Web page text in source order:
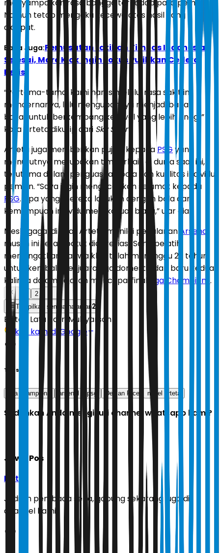
menyampaikan rasa bangga terhadap para pemain.
Namun tetap mengaku kecewa atas hasil yang
didapat.
Baca Juga:Pemusatan Latihan Timnas Indonesia
Selesai, Marc Klok Ingin Fokus Pulihkan Cedera
Betis
“Pertama-tama, kami harus melalui rasa sakit ini,
mencernanya, lalu mengubahnya menjadi bahan
bakar untuk berkembang ke level yang lebih tinggi,”
kata Arteta dikutip dari Sky Sport
Arteta juga memberikan pujian kepadaPSG yang
menurutnya merupakan tim terbaik di dunia saat ini,
terutama dalam penguasaan bola dan kualitas individu
pemain. “Saya ingin mengucapkan selamat kepada
PSG. Apa yang mereka lakukan dengan bola dan
kemampuan individu mereka luar biasa,” ujar dia.
Meski gagal di final, Arteta menilai perjalanan Arsenal
musim ini tetap patut diapresiasi. Sang pelatih
mengingatkan bahwa klub telah menunggu 22 tahun
untuk kembali menjuarai liga domestik dan baru kedua
kalinya dalam sejarah mencapai final
Liga Champions .
2
Tampilkan semua halaman2
Editor: Latu Ratri Mubyarsah
Ikuti kami di Google
Tags
liga champions arsenal psg Declan Rice mikel arteta
Sudahkah Anda mengikuti channel whatsapp kami?
Jawa Pos
Ikuti
Jadilah pembaca setia, gabung sekarang juga di
channel kami!